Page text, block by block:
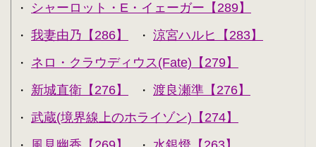
・ シャーロット・E・イェーガー【289】
・ 我妻由乃【286】 ・ 涼宮ハルヒ【283】
・ ネロ・クラウディウス(Fate)【279】
・ 新城直衛【276】 ・ 渡良瀬準【276】
・ 武蔵(境界線上のホライゾン)【274】